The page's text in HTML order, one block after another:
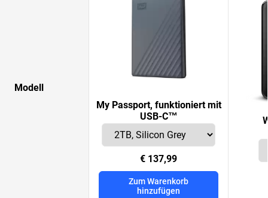
Modell
My Passport, funktioniert mit
USB-C™
€ 137,99
Zum Warenkorb
hinzufügen